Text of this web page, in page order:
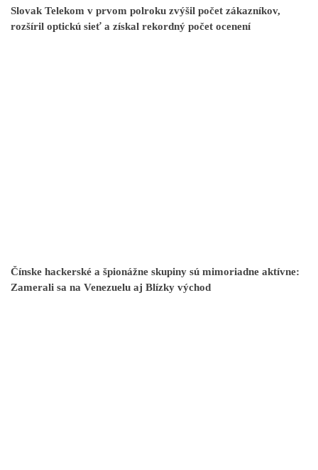
Slovak Telekom v prvom polroku zvýšil počet zákazníkov,
rozšíril optickú sieť a získal rekordný počet ocenení
Čínske hackerské a špionážne skupiny sú mimoriadne aktívne:
Zamerali sa na Venezuelu aj Blízky východ